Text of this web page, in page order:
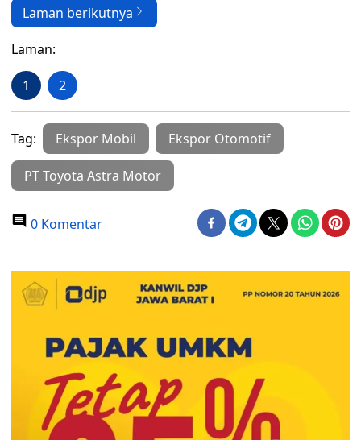
Laman berikutnya
Laman:
1 2
Tag: Ekspor Mobil Ekspor Otomotif
PT Toyota Astra Motor
0 Komentar